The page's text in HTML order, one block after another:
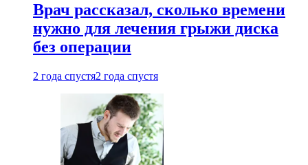
Врач рассказал, сколько времени
нужно для лечения грыжи диска
без операции
2 года спустя2 года спустя